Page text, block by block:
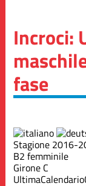
Incroci:
fase
Stagione 2016-
B2 femminile
Girone C
UltimaCalendario